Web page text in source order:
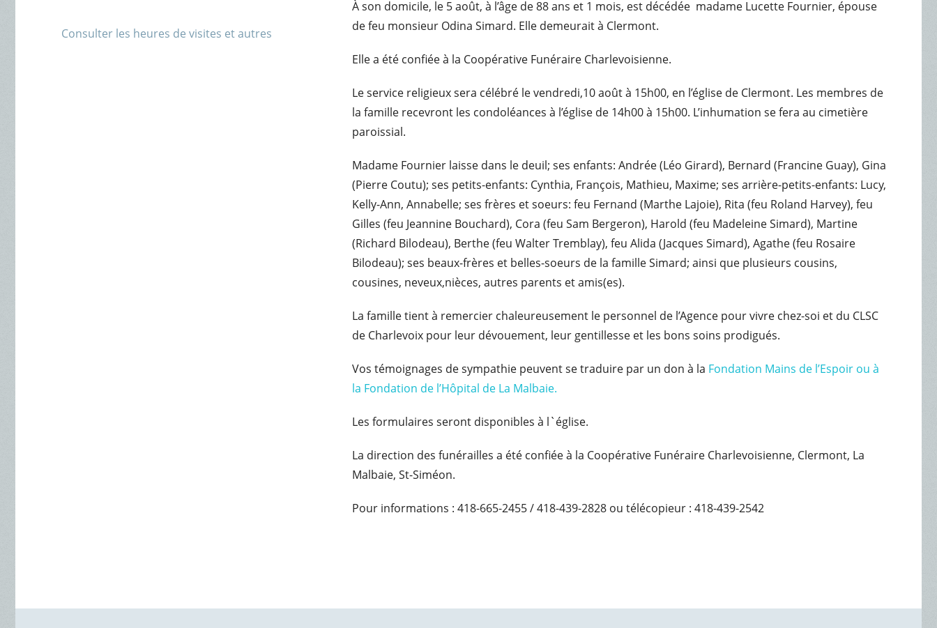
Consulter les heures de visites et autres
À son domicile, le 5 août, à l’âge de 88 ans et 1 mois, est décédée madame Lucette Fournier, épouse
de feu monsieur Odina Simard. Elle demeurait à Clermont.
Elle a été confiée à la Coopérative Funéraire Charlevoisienne.
Le service religieux sera célébré le vendredi,10 août à 15h00, en l’église de Clermont. Les membres de
la famille recevront les condoléances à l’église de 14h00 à 15h00. L’inhumation se fera au cimetière
paroissial.
Madame Fournier laisse dans le deuil; ses enfants: Andrée (Léo Girard), Bernard (Francine Guay), Gina
(Pierre Coutu); ses petits-enfants: Cynthia, François, Mathieu, Maxime; ses arrière-petits-enfants: Lucy,
Kelly-Ann, Annabelle; ses frères et soeurs: feu Fernand (Marthe Lajoie), Rita (feu Roland Harvey), feu
Gilles (feu Jeannine Bouchard), Cora (feu Sam Bergeron), Harold (feu Madeleine Simard), Martine
(Richard Bilodeau), Berthe (feu Walter Tremblay), feu Alida (Jacques Simard), Agathe (feu Rosaire
Bilodeau); ses beaux-frères et belles-soeurs de la famille Simard; ainsi que plusieurs cousins,
cousines, neveux,nièces, autres parents et amis(es).
La famille tient à remercier chaleureusement le personnel de l’Agence pour vivre chez-soi et du CLSC
de Charlevoix pour leur dévouement, leur gentillesse et les bons soins prodigués.
Vos témoignages de sympathie peuvent se traduire par un don à la Fondation Mains de l’Espoir ou à
la Fondation de l’Hôpital de La Malbaie.
Les formulaires seront disponibles à l`église.
La direction des funérailles a été confiée à la Coopérative Funéraire Charlevoisienne, Clermont, La
Malbaie, St-Siméon.
Pour informations : 418-665-2455 / 418-439-2828 ou télécopieur : 418-439-2542